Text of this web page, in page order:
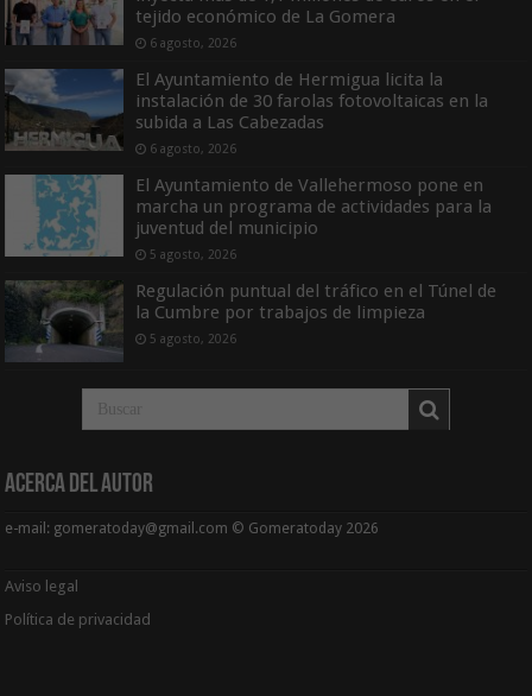
tejido económico de La Gomera
6 agosto, 2026
El Ayuntamiento de Hermigua licita la
instalación de 30 farolas fotovoltaicas en la
subida a Las Cabezadas
6 agosto, 2026
El Ayuntamiento de Vallehermoso pone en
marcha un programa de actividades para la
juventud del municipio
5 agosto, 2026
Regulación puntual del tráfico en el Túnel de
la Cumbre por trabajos de limpieza
5 agosto, 2026
Acerca del Autor
e-mail: gomeratoday@gmail.com © Gomeratoday 2026
Aviso legal
Política de privacidad